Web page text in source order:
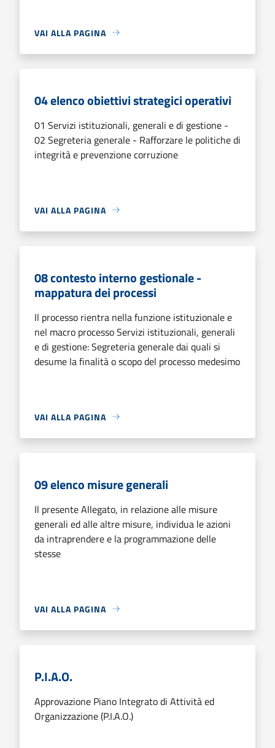
VAI ALLA PAGINA
04 elenco obiettivi strategici operativi
01 Servizi istituzionali, generali e di gestione -
02 Segreteria generale - Rafforzare le politiche di
integrità e prevenzione corruzione
VAI ALLA PAGINA
08 contesto interno gestionale -
mappatura dei processi
Il processo rientra nella funzione istituzionale e
nel macro processo Servizi istituzionali, generali
e di gestione: Segreteria generale dai quali si
desume la finalità o scopo del processo medesimo
VAI ALLA PAGINA
09 elenco misure generali
Il presente Allegato, in relazione alle misure
generali ed alle altre misure, individua le azioni
da intraprendere e la programmazione delle
stesse
VAI ALLA PAGINA
P.I.A.O.
Approvazione Piano Integrato di Attività ed
Organizzazione (P.I.A.O.)